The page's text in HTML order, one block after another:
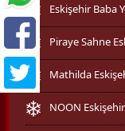
Eskişehir Baba
Piraye Sahne
Mathilda
NOON Eskişehir